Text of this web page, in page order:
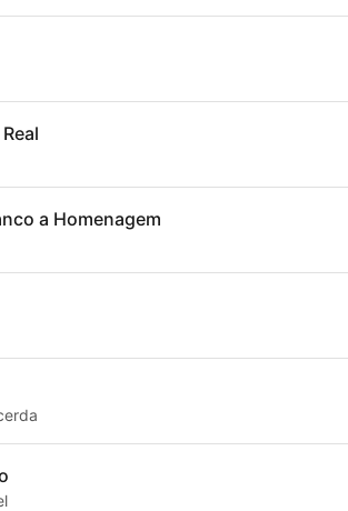
a Homenagem